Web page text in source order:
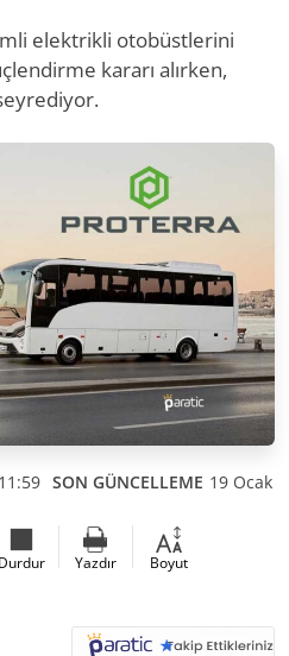
elektrikli otobüstlerini
kararı alırken,
SON GÜNCELLEME 19 Ocak
Durdur Yazdır Boyut